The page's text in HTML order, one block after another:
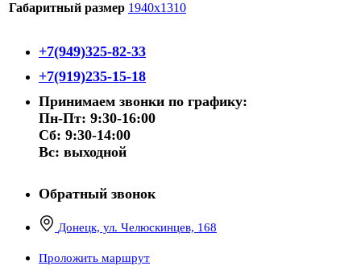
Габаритный размер 1940х1310
+7(949)325-82-33
+7(919)235-15-18
Принимаем звонки по графику:
Пн-Пт: 9:30-16:00
Сб: 9:30-14:00
Вс: выходной
Обратный звонок
Донецк, ул. Челюскинцев, 168
Проложить маршрут